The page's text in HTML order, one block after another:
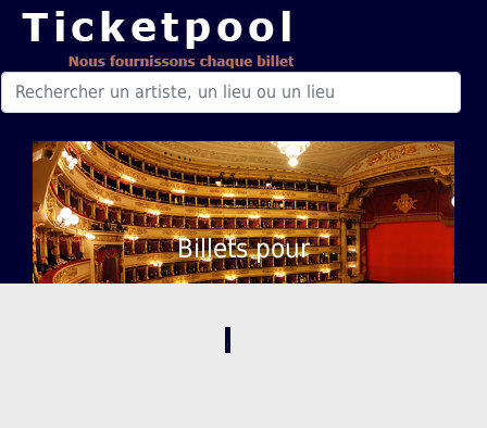
Billets pour
,